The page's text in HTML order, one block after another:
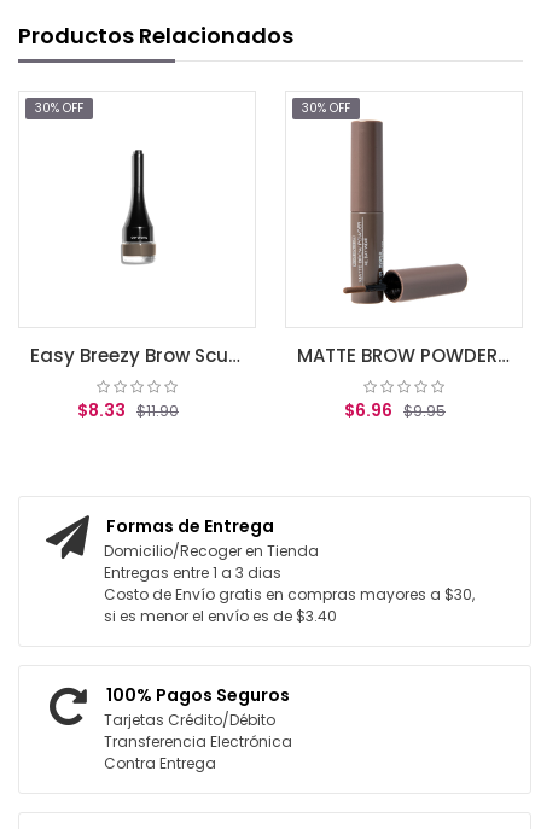
Productos Relacionados
30% OFF
Easy Breezy Brow Sculpt + Set Pomade, Soft Brown, 0.1 oz (2.7 g)
$8.33 $11.90
30% OFF
MATTE BROW POWDER ALL DAY WEAR No 05 - BLOND
$6.96 $9.95
Formas de Entrega
Domicilio/Recoger en Tienda
Entregas entre 1 a 3 dias
Costo de Envío gratis en compras mayores a $30,
si es menor el envío es de $3.40
100% Pagos Seguros
Tarjetas Crédito/Débito
Transferencia Electrónica
Contra Entrega